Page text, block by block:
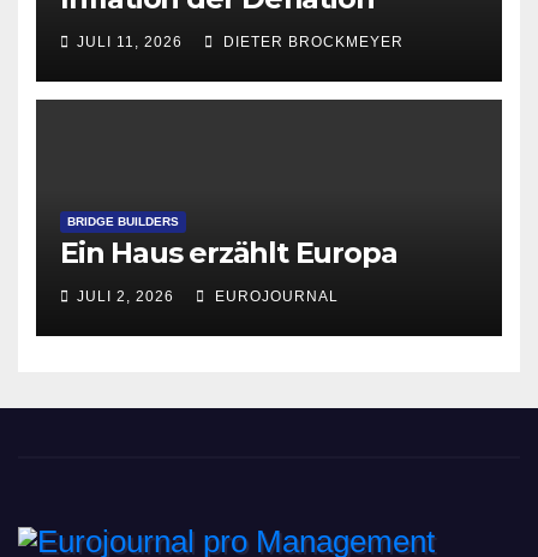
JULI 11, 2026 DIETER BROCKMEYER
BRIDGE BUILDERS
Ein Haus erzählt Europa
JULI 2, 2026 EUROJOURNAL